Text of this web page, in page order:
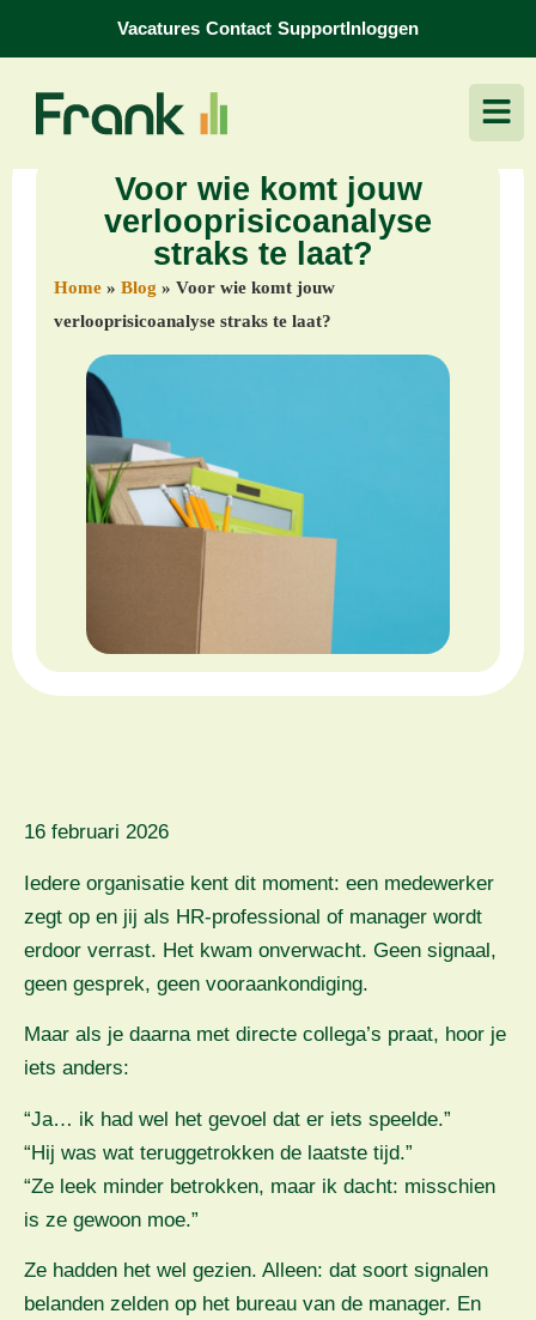
Vacatures Contact SupportInloggen
Voor wie komt jouw
verlooprisicoanalyse
straks te laat?
Home » Blog » Voor wie komt jouw
verlooprisicoanalyse straks te laat?
16 februari 2026
Iedere organisatie kent dit moment: een medewerker
zegt op en jij als HR-professional of manager wordt
erdoor verrast. Het kwam onverwacht. Geen signaal,
geen gesprek, geen vooraankondiging.
Maar als je daarna met directe collega’s praat, hoor je
iets anders:
“Ja… ik had wel het gevoel dat er iets speelde.”
“Hij was wat teruggetrokken de laatste tijd.”
“Ze leek minder betrokken, maar ik dacht: misschien
is ze gewoon moe.”
Ze hadden het wel gezien. Alleen: dat soort signalen
belanden zelden op het bureau van de manager. En